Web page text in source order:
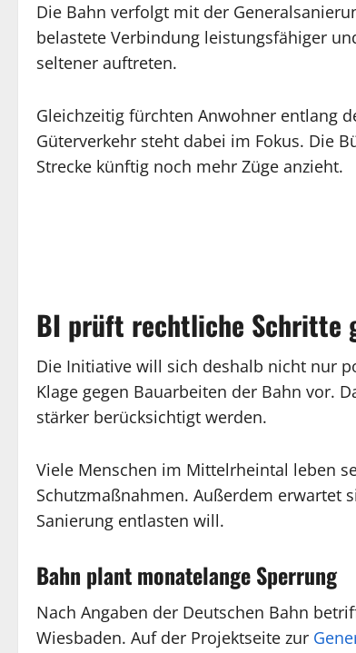
Die Bahn verfolgt mit der
belastete Verbindung leistungsfähiger
seltener auftreten.
Gleichzeitig fürchten Anwohner entlang
Güterverkehr steht dabei im Fokus. Die
Strecke künftig noch mehr Züge anzieht.
BI prüft rechtliche Schritte
Die Initiative will sich deshalb nicht nur
Klage gegen Bauarbeiten der Bahn vor.
stärker berücksichtigt werden.
Viele Menschen im Mittelrheintal leben
Schutzmaßnahmen. Außerdem erwartet
Sanierung entlasten will.
Bahn plant monatelange Sperrung
Nach Angaben der Deutschen Bahn
Wiesbaden. Auf der Projektseite zur